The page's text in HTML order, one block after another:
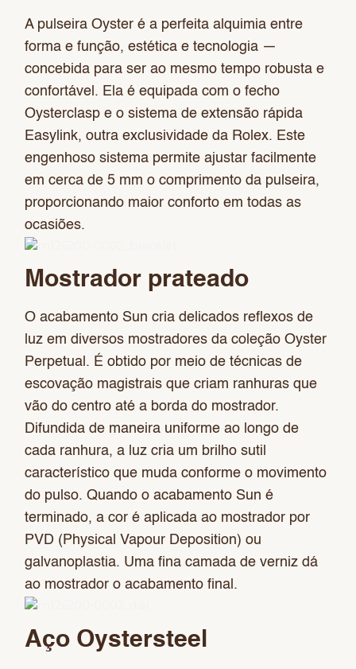
A pulseira Oyster é a perfeita alquimia entre
forma e função, estética e tecnologia —
concebida para ser ao mesmo tempo robusta e
confortável. Ela é equipada com o fecho
Oysterclasp e o sistema de extensão rápida
Easylink, outra exclusividade da Rolex. Este
engenhoso sistema permite ajustar facilmente
em cerca de 5 mm o comprimento da pulseira,
proporcionando maior conforto em todas as
ocasiões.
Mostrador prateado
O acabamento Sun cria delicados reflexos de
luz em diversos mostradores da coleção Oyster
Perpetual. É obtido por meio de técnicas de
escovação magistrais que criam ranhuras que
vão do centro até a borda do mostrador.
Difundida de maneira uniforme ao longo de
cada ranhura, a luz cria um brilho sutil
característico que muda conforme o movimento
do pulso. Quando o acabamento Sun é
terminado, a cor é aplicada ao mostrador por
PVD (Physical Vapour Deposition) ou
galvanoplastia. Uma fina camada de verniz dá
ao mostrador o acabamento final.
Aço Oystersteel